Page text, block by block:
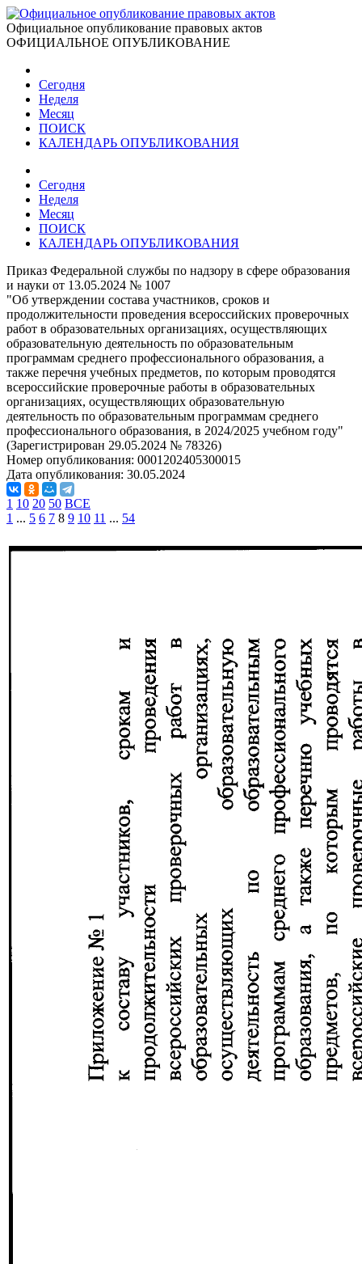
Официальное опубликование правовых актов
ОФИЦИАЛЬНОЕ ОПУБЛИКОВАНИЕ
Сегодня
Неделя
Месяц
ПОИСК
КАЛЕНДАРЬ ОПУБЛИКОВАНИЯ
Сегодня
Неделя
Месяц
ПОИСК
КАЛЕНДАРЬ ОПУБЛИКОВАНИЯ
Приказ Федеральной службы по надзору в сфере образования
и науки от 13.05.2024 № 1007
"Об утверждении состава участников, сроков и
продолжительности проведения всероссийских проверочных
работ в образовательных организациях, осуществляющих
образовательную деятельность по образовательным
программам среднего профессионального образования, а
также перечня учебных предметов, по которым проводятся
всероссийские проверочные работы в образовательных
организациях, осуществляющих образовательную
деятельность по образовательным программам среднего
профессионального образования, в 2024/2025 учебном году"
(Зарегистрирован 29.05.2024 № 78326)
Номер опубликования: 0001202405300015
Дата опубликования: 30.05.2024
1 10 20 50 ВСЕ
1 ... 5 6 7 8 9 10 11 ... 54